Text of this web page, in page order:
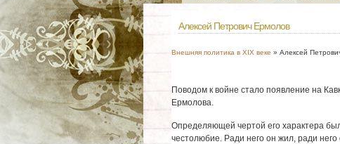
Алексей Петрович Ермолов
Внешняя политика в XIX веке » Алексей
Поводом к войне стало появление на
Ермолова.
Определяющей чертой его характера
честолюбие. Ради него он жил, ради